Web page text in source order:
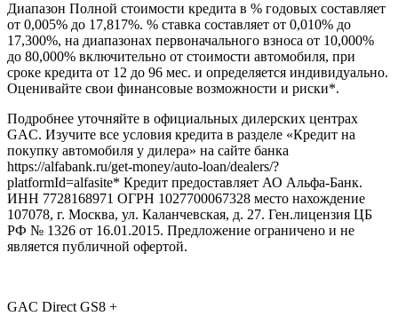
Диапазон Полной стоимости кредита в % годовых составляет
от 0,005% до 17,817%. % ставка составляет от 0,010% до
17,300%, на диапазонах первоначального взноса от 10,000%
до 80,000% включительно от стоимости автомобиля, при
сроке кредита от 12 до 96 мес. и определяется индивидуально.
Оценивайте свои финансовые возможности и риски*.
Подробнее уточняйте в официальных дилерских центрах
GAC. Изучите все условия кредита в разделе «Кредит на
покупку автомобиля у дилера» на сайте банка
https://alfabank.ru/get-money/auto-loan/dealers/?
platformId=alfasite* Кредит предоставляет АО Альфа-Банк.
ИНН 7728168971 ОГРН 1027700067328 место нахождение
107078, г. Москва, ул. Каланчевская, д. 27. Ген.лицензия ЦБ
РФ № 1326 от 16.01.2015. Предложение ограничено и не
является публичной офертой.
GAC Direct GS8 +